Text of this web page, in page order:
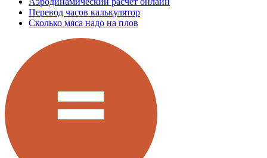
Перевод часов калькулятор
Сколько мяса надо на плов